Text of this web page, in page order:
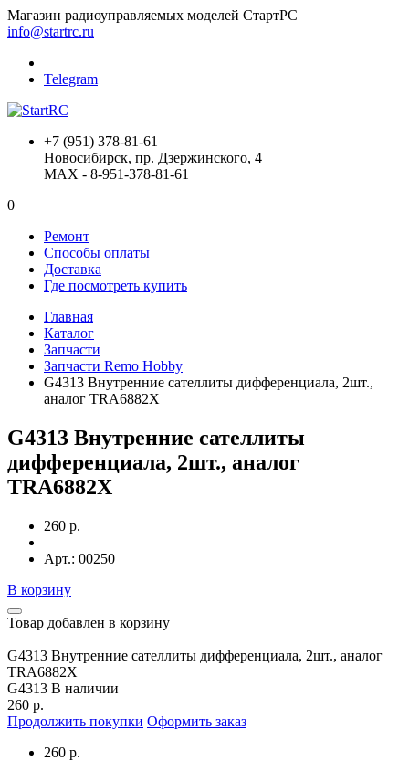
Магазин радиоуправляемых моделей СтартРС
info@startrc.ru
Telegram
+7 (951) 378-81-61
Новосибирск, пр. Дзержинского, 4
MAX - 8-951-378-81-61
0
Ремонт
Способы оплаты
Доставка
Где посмотреть купить
Главная
Каталог
Запчасти
Запчасти Remo Hobby
G4313 Внутренние сателлиты дифференциала, 2шт.,
аналог TRA6882X
G4313 Внутренние сателлиты
дифференциала, 2шт., аналог
TRA6882X
260 р.
Арт.: 00250
В корзину
Товар добавлен в корзину
G4313 Внутренние сателлиты дифференциала, 2шт., аналог
TRA6882X
G4313 В наличии
260 р.
Продолжить покупки Оформить заказ
260 р.